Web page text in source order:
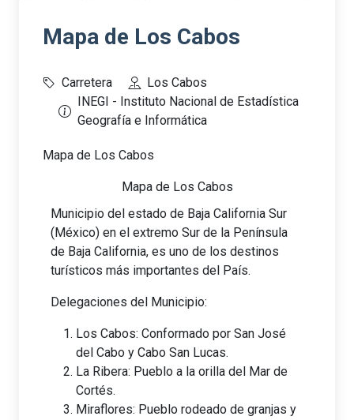
Mapa de Los Cabos
Carretera
Los Cabos
INEGI - Instituto Nacional de Estadística
Geografía e Informática
Mapa de Los Cabos
Mapa de Los Cabos
Municipio del estado de Baja California Sur
(México) en el extremo Sur de la Península
de Baja California, es uno de los destinos
turísticos más importantes del País.
Delegaciones del Municipio:
Los Cabos: Conformado por San José
del Cabo y Cabo San Lucas.
La Ribera: Pueblo a la orilla del Mar de
Cortés.
Miraflores: Pueblo rodeado de granjas y